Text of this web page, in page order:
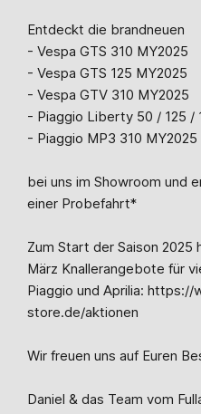
Entdeckt die brandneuen
- Vespa GTS 310 MY2025
- Vespa GTS 125 MY2025
- Vespa GTV 310 MY2025
- Piaggio Liberty 50 / 125 /
- Piaggio MP3 310 MY2025
bei uns im Showroom und
einer Probefahrt*
Zum Start der Saison 2025
März Knallerangebote für
Piaggio und Aprilia:
store.de/aktionen
Wir freuen uns auf Euren
Daniel & das Team vom